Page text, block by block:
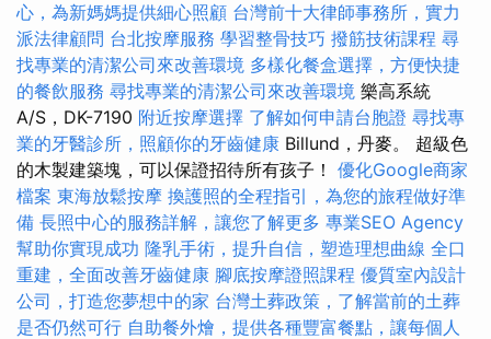
心，為新媽媽提供細心照顧 台灣前十大律師事務所，實力
派法律顧問 台北按摩服務 學習整骨技巧 撥筋技術課程 尋
找專業的清潔公司來改善環境 多樣化餐盒選擇，方便快捷
的餐飲服務 尋找專業的清潔公司來改善環境 樂高系統
A/S，DK-7190 附近按摩選擇 了解如何申請台胞證 尋找專
業的牙醫診所，照顧你的牙齒健康 Billund，丹麥。 超級色
的木製建築塊，可以保證招待所有孩子！ 優化Google商家
檔案 東海放鬆按摩 換護照的全程指引，為您的旅程做好準
備 長照中心的服務詳解，讓您了解更多 專業SEO Agency
幫助你實現成功 隆乳手術，提升自信，塑造理想曲線 全口
重建，全面改善牙齒健康 腳底按摩證照課程 優質室內設計
公司，打造您夢想中的家 台灣土葬政策，了解當前的土葬
是否仍然可行 自助餐外燴，提供各種豐富餐點，讓每個人